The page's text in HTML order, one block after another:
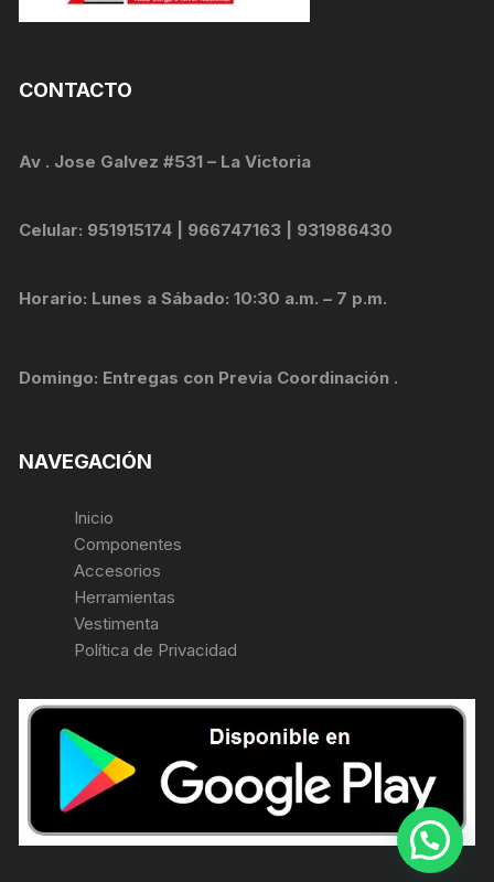
CONTACTO
Av . Jose Galvez #531 – La Victoria
Celular: 951915174 | 966747163 | 931986430
Horario: Lunes a Sábado: 10:30 a.m. – 7 p.m.
Domingo: Entregas con Previa Coordinación .
NAVEGACIÓN
Inicio
Componentes
Accesorios
Herramientas
Vestimenta
Política de Privacidad